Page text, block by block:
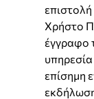
Χρήστο
έγγραφο
επίσημη